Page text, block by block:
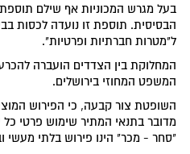
הבסיסית. תוספת זו נועדה לכסות
ל"מטרות חברתיות ופרטיות".
המחלוקת בין הצדדים הועברה
המשפט המחוזי בירושלים.
השופטת צור קבעה, כי הפירוש
מדובר בתנאי המתיר שימוש פרטי
"סחר - מכר" הינו פירוש בלתי מעשי